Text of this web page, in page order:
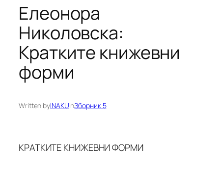
Елеонора
Николовска:
Кратките книжевни
форми
Written byINAKUinЗборник 5
КРАТКИТЕ КНИЖЕВНИ ФОРМИ